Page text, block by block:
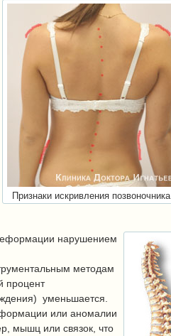
Признаки искривления позвоночника
нарушением
методам
процент
уменьшается.
или аномалии
мышц или связок, что